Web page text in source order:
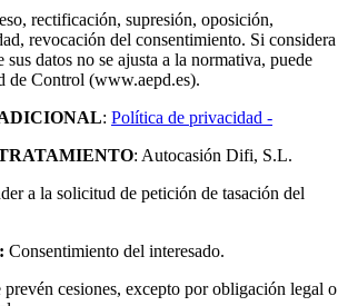
rectificación, supresión, oposición,
revocación del consentimiento. Si considera
sus datos no se ajusta a la normativa, puede
de Control (www.aepd.es).
: Política de privacidad -
: Autocasión Difi, S.L.
a la solicitud de petición de tasación del
Consentimiento del interesado.
prevén cesiones, excepto por obligación legal o